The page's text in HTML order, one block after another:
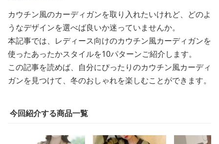
カウチン風のカーディガンを取り入れたいけれど、どのよ
うなデザインを選べば良いか迷っていませんか。
本記事では、レディース向けのカウチン風カーディガンを
使ったあったかスタイルを10パターンご紹介します。
この記事を読めば、自分にぴったりのカウチン風カーディ
ガンを見つけて、冬のおしゃれを楽しむことができます。
今回紹介する商品一覧